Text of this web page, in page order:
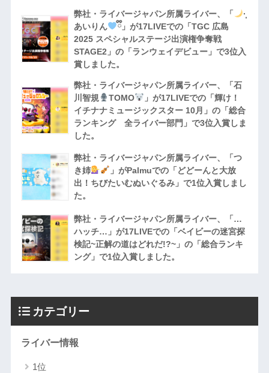
弊社・ライバージャパン所属ライバー、「
·̩͙
あいりん
ྀི」が17LIVEでの「TGC 広島
2025 スペシャルステージ出演権争奪戦
STAGE2」の「ランウェイデビュー」で3位入
賞しました。
弊社・ライバージャパン所属ライバー、「石
川智規
TOMO
」が17LIVEでの「輝け！
イチナナミュージックスター 10月」の「総合
ランキング 全ライバー部門」で3位入賞しま
した。
弊社・ライバージャパン所属ライバー、「つ
き姉
」がPalmuでの「どどーんと大放
出！ちびたいむぬいぐるみ」で1位入賞しまし
た。
弊社・ライバージャパン所属ライバー、「…
ハッチ…」が17LIVEでの「ベイビーの迷宮探
検記~正解の道はどれだ!?~」の「総合ランキ
ング」で1位入賞しました。
カテゴリー
ライバー情報
1位